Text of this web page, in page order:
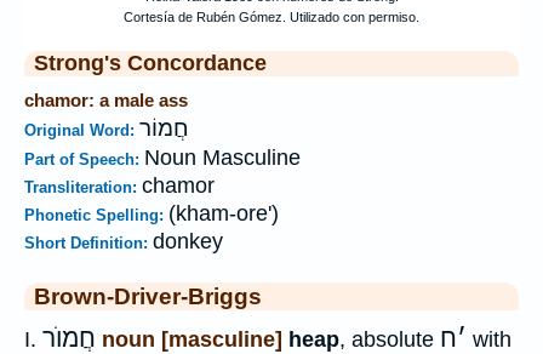
Strong's Concordance
chamor: a male ass
Original Word: חֲמוֹר
Part of Speech: Noun Masculine
Transliteration: chamor
Phonetic Spelling: (kham-ore')
Short Definition: donkey
Brown-Driver-Briggs
I. חֲמוֺר noun [masculine] heap, absolute ׳ח
with